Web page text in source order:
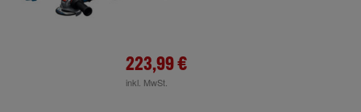
223,99 €
inkl. MwSt.